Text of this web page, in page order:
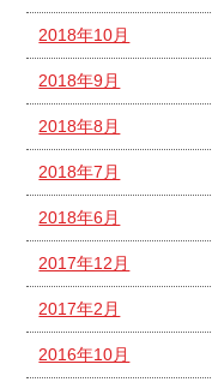
2018年10月
2018年9月
2018年8月
2018年7月
2018年6月
2017年12月
2017年2月
2016年10月